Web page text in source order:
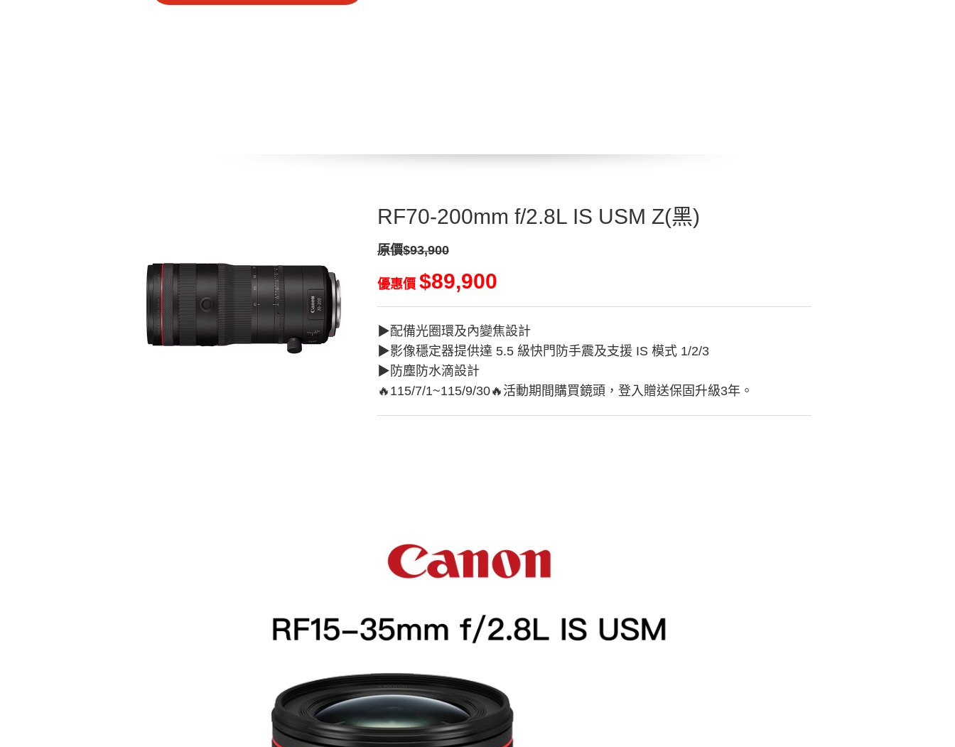
RF70-200mm f/2.8L IS USM Z(黑)
原價$93,900
優惠價 $89,900
▶︎配備光圈環及內變焦設計
▶︎影像穩定器提供達 5.5 級快門防手震及支援 IS 模式 1/2/3
▶︎防塵防水滴設計
🔥115/7/1~115/9/30🔥活動期間購買鏡頭，登入贈送保固升級3年。